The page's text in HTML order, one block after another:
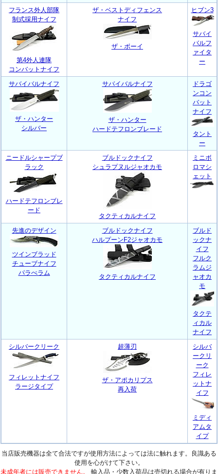
フランス外人部隊
制式採用ナイフ
第4外人連隊
コンバットナイフ
ザ・ベストディフェンス
ナイフ
ザ・ボーイ
ヒブン3
サバイ
バルフ
ァイタ
ー
サバイバルナイフ
ザ・ハンター
シルバー
サバイバルナイフ
ザ・ハンター
ハードテフロンブレード
ドラゴ
ンコン
バット
ナイフ
タント
ー
ニードルシャープブ
ラック
ハードテフロンブレ
ード
ブルドックナイフ
シュラプヌルジャオカモ
タクティカルナイフ
ミニボ
ロマシ
ェット
先進のデザイン
ツインブラッド
チューブナイフ
パラべラム
ブルドックナイフ
ハルプーンF2ジャオカモ
タクティカルナイフ
ブルド
ックナ
イフ
フルク
ラムジ
ャオカ
モ
タクテ
ィカル
ナイフ
シルバークリーク
フィレットナイフ
ラージタイプ
超薄刃
ザ・アポカリプス
再入荷
シルバ
ークリ
ーク
フィレ
ットナ
イフ
ミディ
アムタ
イプ
当店販売機器は全て合法ですが使用方法によっては法に触れます。良識ある
使用を心がけて下さい。
未成年者には販売できません。
輸入品・少数入荷品は売切れる場合が有りま